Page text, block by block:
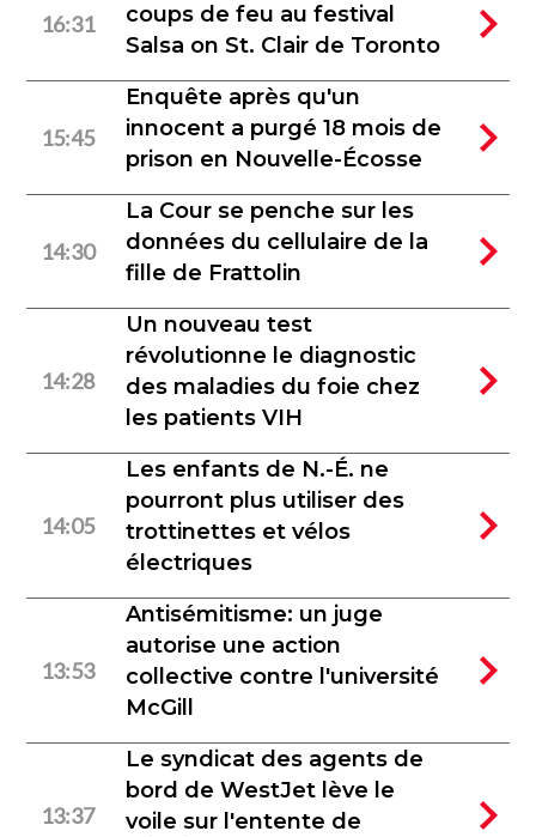
16:31
coups de feu au festival
Salsa on St. Clair de Toronto
15:45
Enquête après qu'un
innocent a purgé 18 mois de
prison en Nouvelle-Écosse
14:30
La Cour se penche sur les
données du cellulaire de la
fille de Frattolin
14:28
Un nouveau test
révolutionne le diagnostic
des maladies du foie chez
les patients VIH
14:05
Les enfants de N.-É. ne
pourront plus utiliser des
trottinettes et vélos
électriques
13:53
Antisémitisme: un juge
autorise une action
collective contre l'université
McGill
13:37
Le syndicat des agents de
bord de WestJet lève le
voile sur l'entente de